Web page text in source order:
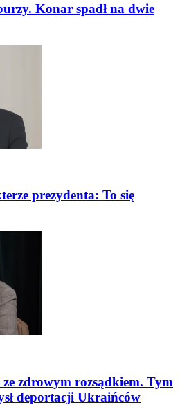
Konar spadł na dwie
prezydenta: To się
zdrowym rozsądkiem. Tym
deportacji Ukraińców